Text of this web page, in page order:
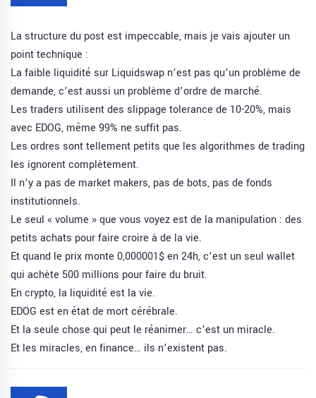
La structure du post est impeccable, mais je vais ajouter un
point technique :
La faible liquidité sur Liquidswap n’est pas qu’un problème de
demande, c’est aussi un problème d’ordre de marché.
Les traders utilisent des slippage tolerance de 10-20%, mais
avec EDOG, même 99% ne suffit pas.
Les ordres sont tellement petits que les algorithmes de trading
les ignorent complètement.
Il n’y a pas de market makers, pas de bots, pas de fonds
institutionnels.
Le seul « volume » que vous voyez est de la manipulation : des
petits achats pour faire croire à de la vie.
Et quand le prix monte 0,000001$ en 24h, c’est un seul wallet
qui achète 500 millions pour faire du bruit.
En crypto, la liquidité est la vie.
EDOG est en état de mort cérébrale.
Et la seule chose qui peut le réanimer… c’est un miracle.
Et les miracles, en finance… ils n’existent pas.